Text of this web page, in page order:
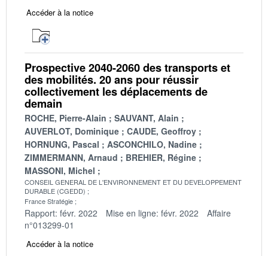
Accéder à la notice
Prospective 2040-2060 des transports et
des mobilités. 20 ans pour réussir
collectivement les déplacements de
demain
ROCHE, Pierre-Alain
SAUVANT, Alain
AUVERLOT, Dominique
CAUDE, Geoffroy
HORNUNG, Pascal
ASCONCHILO, Nadine
ZIMMERMANN, Arnaud
BREHIER, Régine
MASSONI, Michel
CONSEIL GENERAL DE L'ENVIRONNEMENT ET DU DEVELOPPEMENT
DURABLE (CGEDD)
France Stratégie
Rapport: févr. 2022 Mise en ligne: févr. 2022
Affaire
n°013299-01
Accéder à la notice